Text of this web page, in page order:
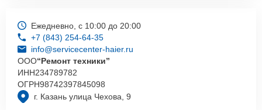
г. Казань улица Чехова, 9
Ежедневно, с 10:00 до 20:00
+7 (843) 254-64-35
info@servicecenter-haier.ru
ООО“Ремонт техники”
ИНН234789782
ОГРН98742397845098